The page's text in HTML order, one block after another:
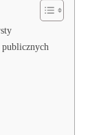
publicznych